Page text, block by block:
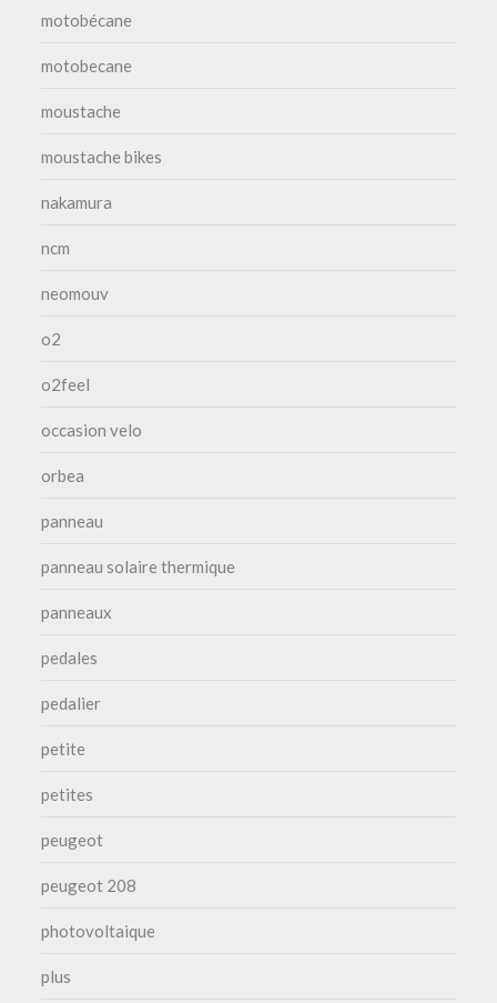
motobécane
motobecane
moustache
moustache bikes
nakamura
ncm
neomouv
o2
o2feel
occasion velo
orbea
panneau
panneau solaire thermique
panneaux
pedales
pedalier
petite
petites
peugeot
peugeot 208
photovoltaique
plus